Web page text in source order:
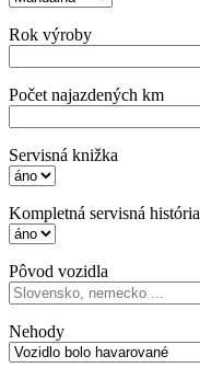
Rok výroby
Počet najazdených km
Servisná knižka
Kompletná servisná história
Pôvod vozidla
Nehody